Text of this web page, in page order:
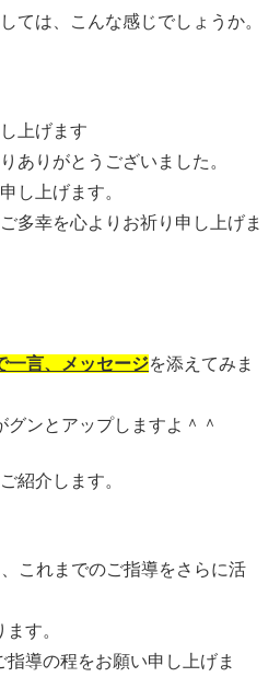
ては、こんな感じでしょうか。
上げます
ありがとうございました。
し上げます。
多幸を心よりお祈り申し上げま
一言、メッセージを添えてみま
グンとアップしますよ＾＾
介します。
これまでのご指導をさらに活
す。
指導の程をお願い申し上げま